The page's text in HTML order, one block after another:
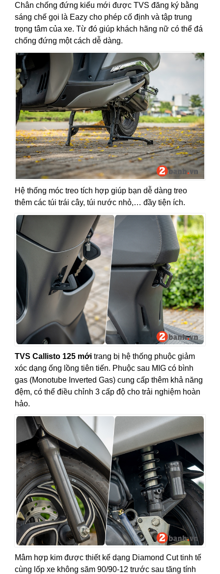
Chân chống đứng kiểu mới được TVS đăng ký bằng
sáng chế gọi là Eazy cho phép cố định và tập trung
trọng tâm của xe. Từ đó giúp khách hãng nữ có thể đá
chống đứng một cách dễ dàng.
Hệ thống móc treo tích hợp giúp bạn dễ dàng treo
thêm các túi trái cây, túi nước nhỏ,… đầy tiện ích.
TVS Callisto 125 mới trang bị hệ thống phuộc giảm
xóc dạng ống lồng tiên tiến. Phuộc sau MIG có bình
gas (Monotube Inverted Gas) cung cấp thêm khả năng
đệm, có thể điều chỉnh 3 cấp độ cho trải nghiệm hoàn
hảo.
Mâm hợp kim được thiết kế dạng Diamond Cut tinh tế
cùng lốp xe không săm 90/90-12 trước sau tăng tính